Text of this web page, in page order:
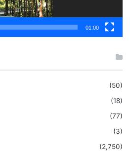
01:00
(50)
(18)
(77)
(3)
(2,750)